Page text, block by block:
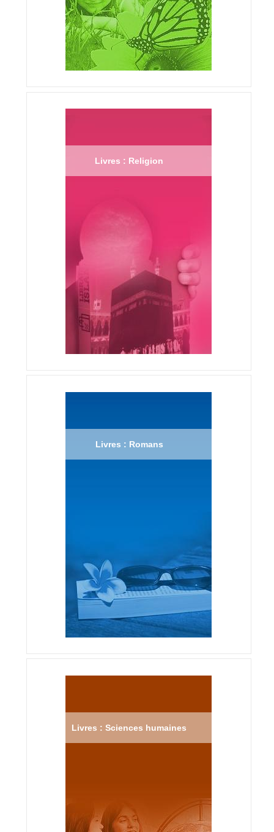
Livres : Religion
Livres : Romans
Livres : Sciences humaines